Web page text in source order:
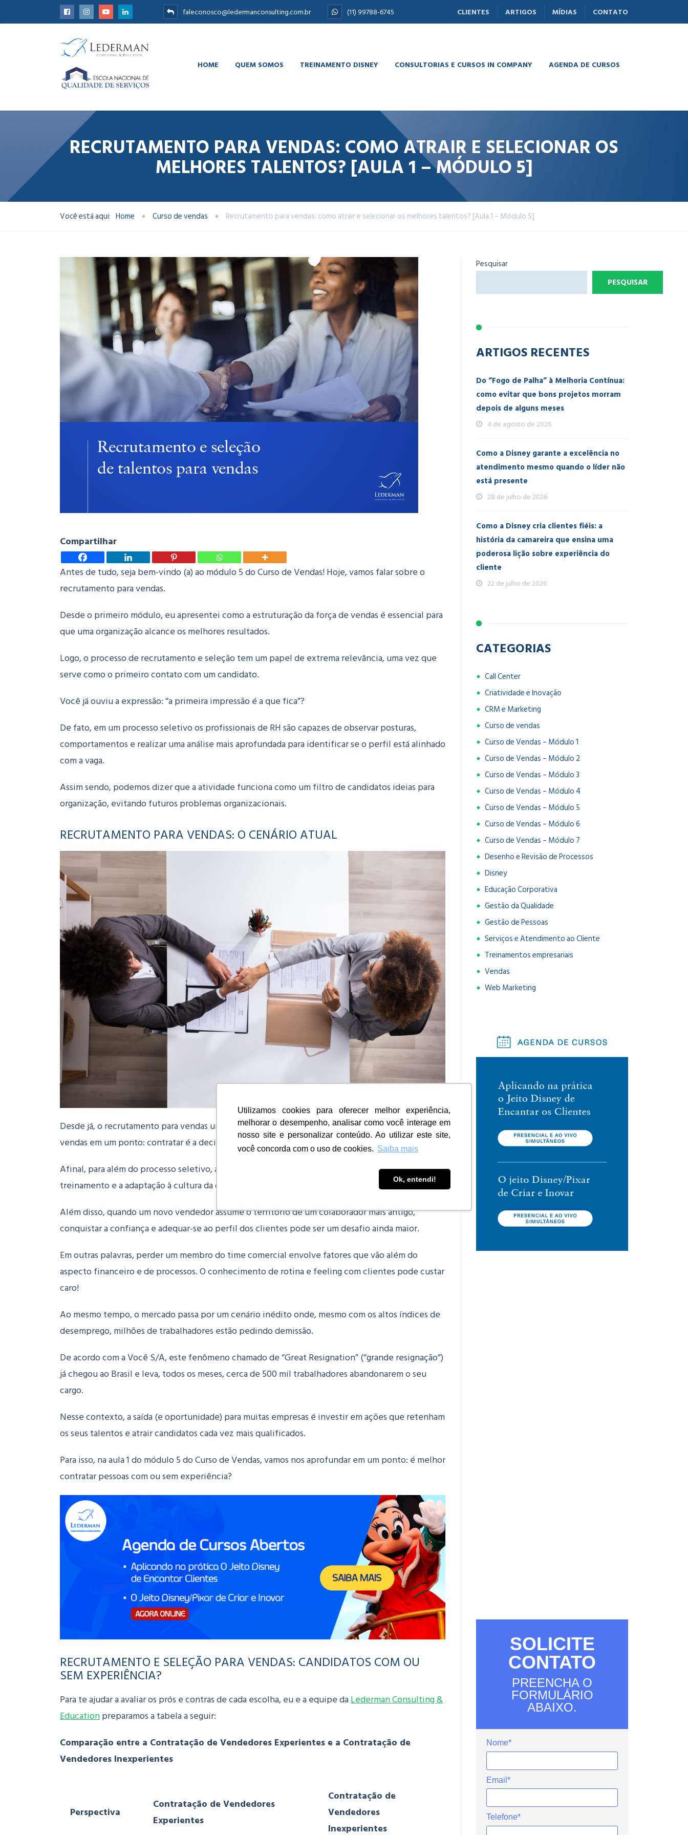
Utilizamos cookies para oferecer melhor experiência,
melhorar o desempenho, analisar como você interage em
nosso site e personalizar conteúdo. Ao utilizar este site,
você concorda com o uso de cookies. Saiba mais
Ok, entendi!
faleconosco@ledermanconsulting.com.br (11) 99788-6745 CLIENTES ARTIGOS MÍDIAS CONTATO
HOME QUEM SOMOS TREINAMENTO DISNEY CONSULTORIAS E CURSOS IN COMPANY AGENDA DE CURSOS
RECRUTAMENTO PARA VENDAS: COMO ATRAIR E SELECIONAR OS
MELHORES TALENTOS? [AULA 1 – MÓDULO 5]
Você está aqui: Home Curso de vendas Recrutamento para vendas: como atrair e selecionar os melhores talentos? [Aula 1 – Módulo 5]
Compartilhar
Antes de tudo, seja bem-vindo (a) ao módulo 5 do Curso de Vendas! Hoje, vamos falar sobre o
recrutamento para vendas.
Desde o primeiro módulo, eu apresentei como a estruturação da força de vendas é essencial para
que uma organização alcance os melhores resultados.
Logo, o processo de recrutamento e seleção tem um papel de extrema relevância, uma vez que
serve como o primeiro contato com um candidato.
Você já ouviu a expressão: “a primeira impressão é a que fica”?
De fato, em um processo seletivo os profissionais de RH são capazes de observar posturas,
comportamentos e realizar uma análise mais aprofundada para identificar se o perfil está alinhado
com a vaga.
Assim sendo, podemos dizer que a atividade funciona como um filtro de candidatos ideias para
organização, evitando futuros problemas organizacionais.
RECRUTAMENTO PARA VENDAS: O CENÁRIO ATUAL
Desde já, o recrutamento para vendas une CEOs, profissionais de gestão de pessoas e gerentes de
vendas em um ponto: contratar é a decisão mais importante dentro da área comercial.
Afinal, para além do processo seletivo, a integração de um novo membro envolve a contratação, o
treinamento e a adaptação à cultura da organização.
Além disso, quando um novo vendedor assume o território de um colaborador mais antigo,
conquistar a confiança e adequar-se ao perfil dos clientes pode ser um desafio ainda maior.
Em outras palavras, perder um membro do time comercial envolve fatores que vão além do
aspecto financeiro e de processos. O conhecimento de rotina e feeling com clientes pode custar
caro!
Ao mesmo tempo, o mercado passa por um cenário inédito onde, mesmo com os altos índices de
desemprego, milhões de trabalhadores estão pedindo demissão.
De acordo com a Você S/A, este fenômeno chamado de “Great Resignation” (“grande resignação”)
já chegou ao Brasil e leva, todos os meses, cerca de 500 mil trabalhadores abandonarem o seu
cargo.
Nesse contexto, a saída (e oportunidade) para muitas empresas é investir em ações que retenham
os seus talentos e atrair candidatos cada vez mais qualificados.
Para isso, na aula 1 do módulo 5 do Curso de Vendas, vamos nos aprofundar em um ponto: é melhor
contratar pessoas com ou sem experiência?
RECRUTAMENTO E SELEÇÃO PARA VENDAS: CANDIDATOS COM OU
SEM EXPERIÊNCIA?
Para te ajudar a avaliar os prós e contras de cada escolha, eu e a equipe daLederman Consulting &
Educationpreparamos a tabela a seguir:
Comparação entre a Contratação de Vendedores Experientes e a Contratação de
Vendedores Inexperientes
Perspectiva
Contratação de Vendedores
Experientes
Contratação de
Vendedores
Inexperientes
Pesquisar
PESQUISAR
ARTIGOS RECENTES
Do “Fogo de Palha” à Melhoria Contínua:
como evitar que bons projetos morram
depois de alguns meses
4 de agosto de 2026
Como a Disney garante a excelência no
atendimento mesmo quando o líder não
está presente
28 de julho de 2026
Como a Disney cria clientes fiéis: a
história da camareira que ensina uma
poderosa lição sobre experiência do
cliente
22 de julho de 2026
CATEGORIAS
Call Center
Criatividade e Inovação
CRM e Marketing
Curso de vendas
Curso de Vendas – Módulo 1
Curso de Vendas – Módulo 2
Curso de Vendas – Módulo 3
Curso de Vendas – Módulo 4
Curso de Vendas – Módulo 5
Curso de Vendas – Módulo 6
Curso de Vendas – Módulo 7
Desenho e Revisão de Processos
Disney
Educação Corporativa
Gestão da Qualidade
Gestão de Pessoas
Serviços e Atendimento ao Cliente
Treinamentos empresariais
Vendas
Web Marketing
SOLICITE
CONTATO
PREENCHA O
FORMULÁRIO
ABAIXO.
Nome*
Email*
Telefone*